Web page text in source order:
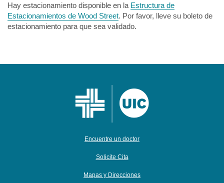
Hay estacionamiento disponible en la Estructura de
Estacionamientos de Wood Street. Por favor, lleve su boleto de
estacionamiento para que sea validado.
Encuentre un doctor
Solicite Cita
Mapas y Direcciones